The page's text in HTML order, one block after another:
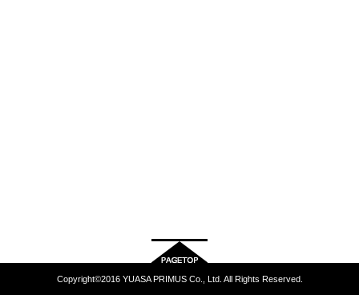
Copyright©2016 YUASA PRIMUS Co., Ltd. All Rights Reserved.